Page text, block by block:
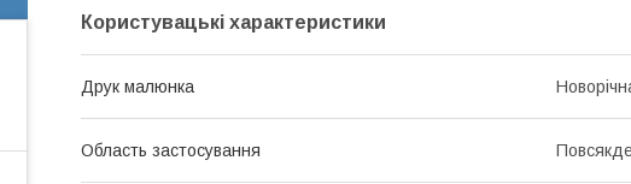
Користувацькі характеристики
Друк малюнка
Область застосування